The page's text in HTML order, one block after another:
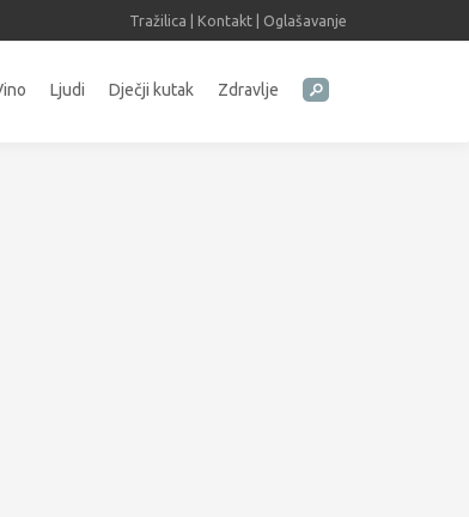
Tražilica Kontakt Oglašavanje
Ljudi Dječji kutak Zdravlje